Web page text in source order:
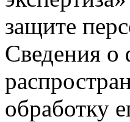
защите
Сведения о
обработку